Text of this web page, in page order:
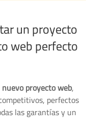
un proyecto
web perfecto
nuevo proyecto web,
perfectos
las garantías y un